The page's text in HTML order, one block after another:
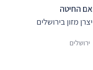
אם החיטה
יצרן מזון בירושלים
ירושלים